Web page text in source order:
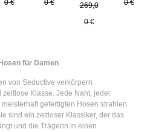
0 €
0 €
269,0
0 €
0 €
für Damen
von Seductive verkörpern
Klasse. Jede Naht, jeder
gefertigten Hosen strahlen
sind ein zeitloser Klassiker, der das
und die Trägerin in einen